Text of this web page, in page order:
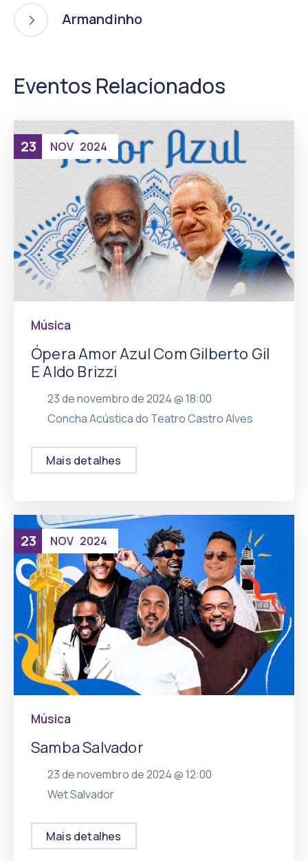
Armandinho
Eventos Relacionados
23 NOV 2024
Música
Ópera Amor Azul Com Gilberto Gil
E Aldo Brizzi
23 de novembro de 2024 @18:00
Concha Acústica do Teatro Castro Alves
Mais detalhes
23 NOV 2024
Música
Samba Salvador
23 de novembro de 2024 @12:00
Wet Salvador
Mais detalhes